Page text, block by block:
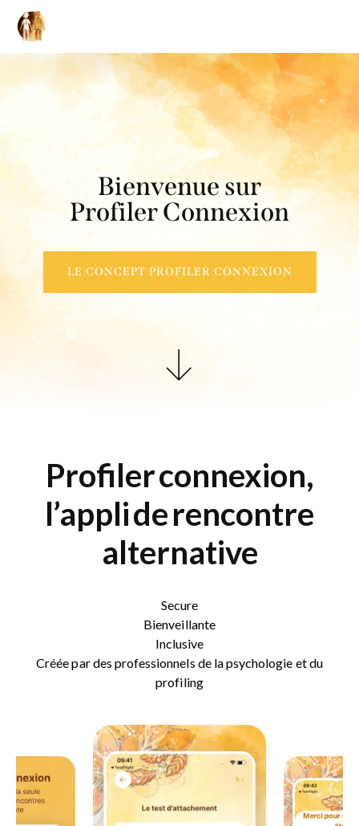
Bienvenuesur
ProfilerConnexion
LE CONCEPT PROFILER CONNEXION
Profilerconnexion,
l’appliderencontre
alternative
Secure
Bienveillante
Inclusive
Créée par des professionnels de la psychologie et du
profiling